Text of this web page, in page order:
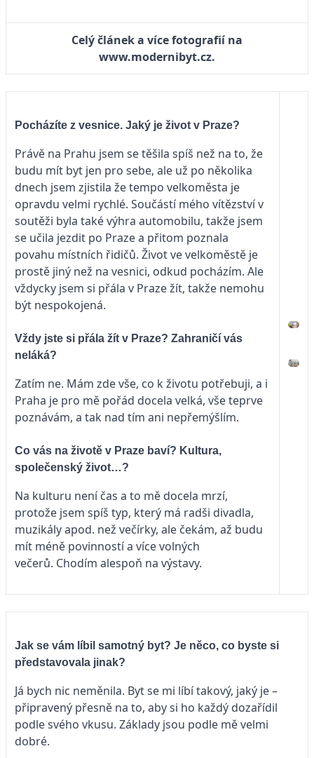
Celý článek a více fotografií na
www.modernibyt.cz.
Pocházíte z vesnice. Jaký je život v Praze?
Právě na Prahu jsem se těšila spíš než na to, že
budu mít byt jen pro sebe, ale už po několika
dnech jsem zjistila že tempo velkoměsta je
opravdu velmi rychlé. Součástí mého vítězství v
soutěži byla také výhra automobilu, takže jsem
se učila jezdit po Praze a přitom poznala
povahu místních řidičů. Život ve velkoměstě je
prostě jiný než na vesnici, odkud pocházím. Ale
vždycky jsem si přála v Praze žít, takže nemohu
být nespokojená.
Vždy jste si přála žít v Praze? Zahraničí vás
neláká?
Zatím ne. Mám zde vše, co k životu potřebuji, a i
Praha je pro mě pořád docela velká, vše teprve
poznávám, a tak nad tím ani nepřemýšlím.
Co vás na životě v Praze baví? Kultura,
společenský život…?
Na kulturu není čas a to mě docela mrzí,
protože jsem spíš typ, který má radši divadla,
muzikály apod. než večírky, ale čekám, až budu
mít méně povinností a více volných
večerů. Chodím alespoň na výstavy.
Jak se vám líbil samotný byt? Je něco, co byste si
představovala jinak?
Já bych nic neměnila. Byt se mi líbí takový, jaký je –
připravený přesně na to, aby si ho každý dozařídil
podle svého vkusu. Základy jsou podle mě velmi
dobré.